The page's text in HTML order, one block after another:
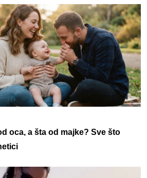
oca, a šta od majke? Sve što